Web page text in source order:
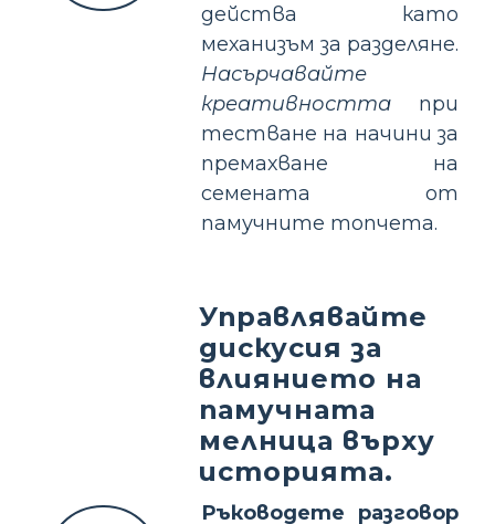
действа като
механизъм за разделяне.
Насърчавайте
креативността при
тестване на начини за
премахване на
семената от
памучните топчета.
Управлявайте
дискусия за
влиянието на
памучната
мелница върху
историята.
Ръководете разговор